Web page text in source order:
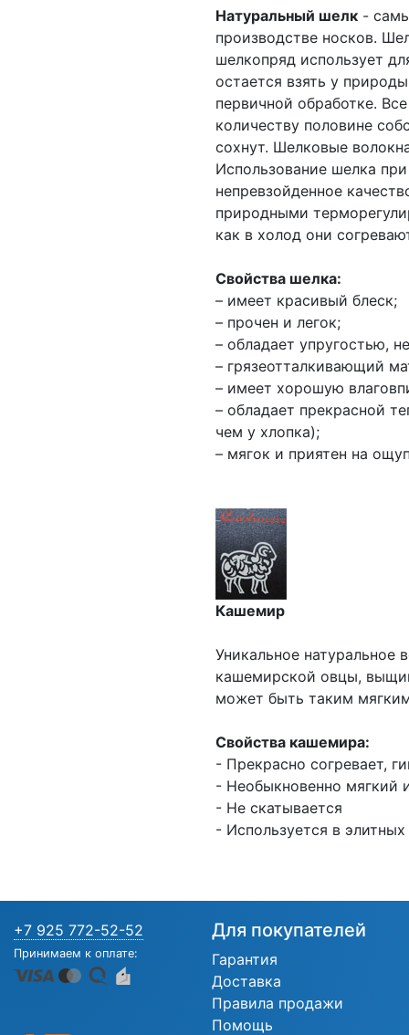
Натуральный шелк -
производстве носков.
шелкопряд использует
остается взять у
первичной обработке.
количеству половине
сохнут. Шелковые
Использование шелка
непревзойденное
природными
как в холод они
Свойства шелка:
– имеет красивый блеск;
– прочен и легок;
– обладает упругостью,
– грязеотталкивающий
– имеет хорошую
– обладает прекрасной
чем у хлопка);
– мягок и приятен на
Кашемир
Уникальное
кашемирской овцы,
может быть таким
Свойства кашемира:
- Прекрасно согревает,
- Необыкновенно мягкий
- Не скатывается
- Используется в
+7 925 772-52-52
Принимаем к оплате:
Для покупателей
Гарантия
Доставка
Правила продажи
Помощь